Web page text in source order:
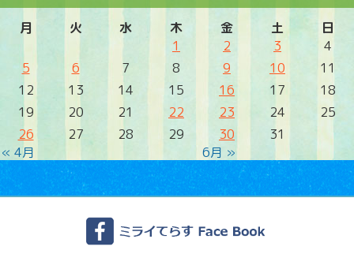
月 火 水 木 金 土 日
« 4月 6月 »
1 2 3
4
5
6 7 8 9 10
11
12
13 14 15 16 17
18
19
20 21 22 23 24
25
26
27 28 29 30 31